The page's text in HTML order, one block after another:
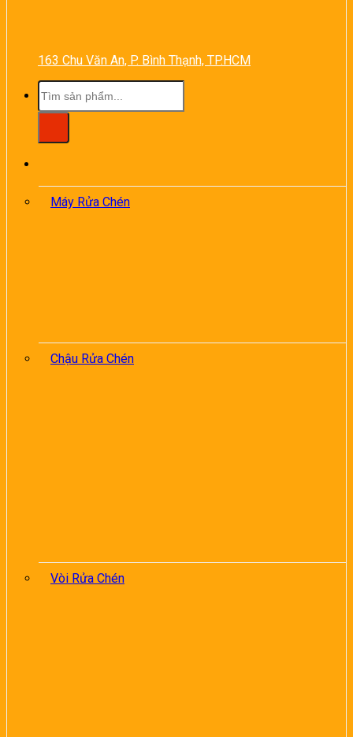
163 Chu Văn An, P. Bình Thạnh, TP.HCM
Tìm
kiếm:
Máy Rửa Chén
Chậu Rửa Chén
Vòi Rửa Chén